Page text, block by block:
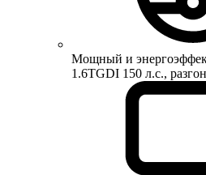
Мощный и
1.6TGDI 150 л.с.,